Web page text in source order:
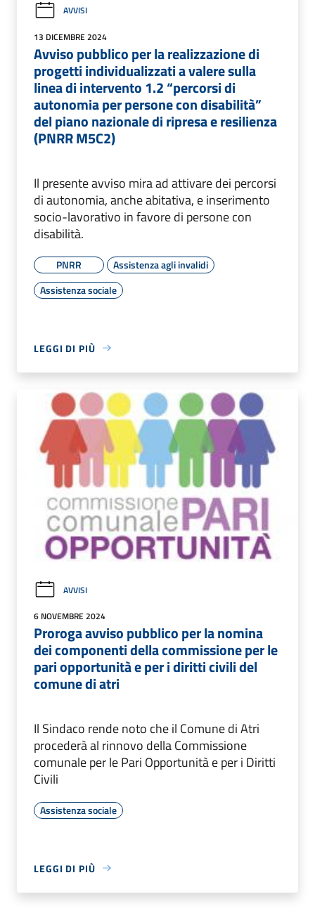
AVVISI
13 DICEMBRE 2024
Avviso pubblico per la realizzazione di
progetti individualizzati a valere sulla
linea di intervento 1.2 “percorsi di
autonomia per persone con disabilità”
del piano nazionale di ripresa e resilienza
(PNRR M5C2)
Il presente avviso mira ad attivare dei percorsi
di autonomia, anche abitativa, e inserimento
socio-lavorativo in favore di persone con
disabilità.
PNRR
Assistenza agli invalidi
Assistenza sociale
LEGGI DI PIÙ
AVVISI
6 NOVEMBRE 2024
Proroga avviso pubblico per la nomina
dei componenti della commissione per le
pari opportunità e per i diritti civili del
comune di atri
Il Sindaco rende noto che il Comune di Atri
procederà al rinnovo della Commissione
comunale per le Pari Opportunità e per i Diritti
Civili
Assistenza sociale
LEGGI DI PIÙ